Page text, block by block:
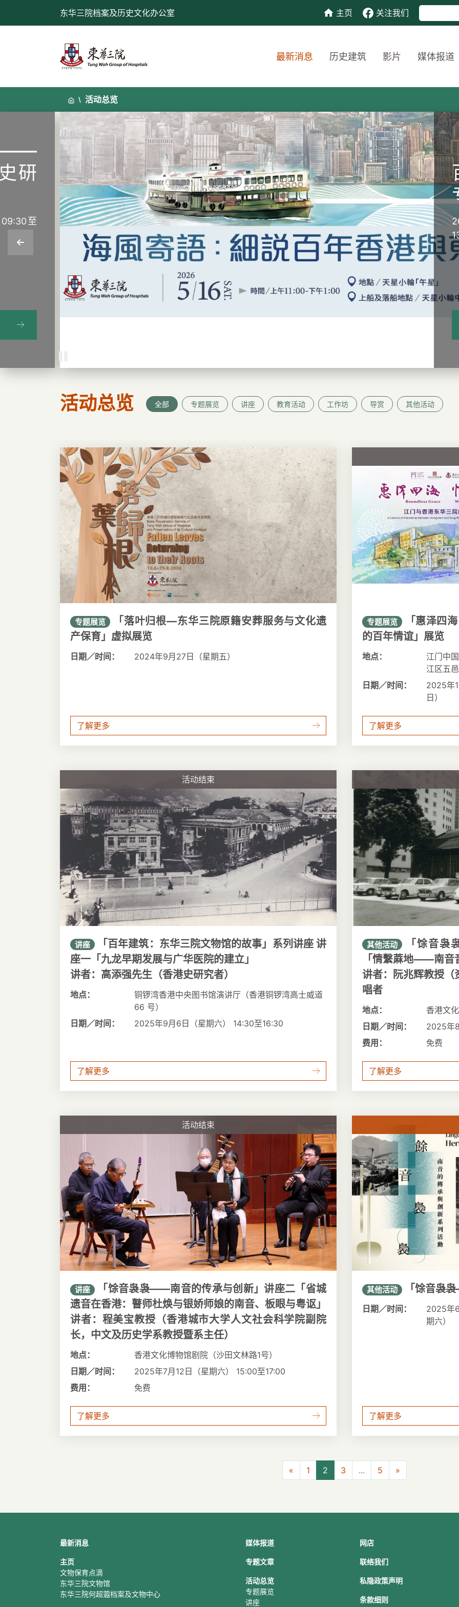
东华三院档案及历史文化办公室 主页 关注我们
最新消息 历史建筑 影片 媒体报道
活动总览
——
研
至
活动总览 全部 专题展览 讲座 教育活动 工作坊 导赏 其他活动
专题展览
「落叶归根—东华三院原籍安葬服务与文化遗
产保育」虚拟展览
日期／时间： 2024年9月27日（星期五）
了解更多
专题展览
「惠泽四
的百年情谊」展览
地点：
江门中
江区五
日期／时间：
2025年
日）
了解更多
活动结束
讲座
「百年建筑：东华三院文物馆的故事」系列讲座 讲
座一「九龙早期发展与广华医院的建立」
讲者：高添强先生（香港史研究者）
地点：
铜锣湾香港中央图书馆演讲厅（香港铜锣湾高士威道
66 号）
日期／时间：
2025年9月6日（星期六） 14:30至16:30
了解更多
其他活动
「馀音袅
「情繫蔴地——南音
讲者：阮兆辉教授（
唱者
地点：
香港文
日期／时间：
2025年
费用：
免费
了解更多
活动结束
讲座
「馀音袅袅——南音的传承与创新」讲座二「省城
遗音在香港：瞽师杜焕与银娇师娘的南音、板眼与粤讴」
讲者：程美宝教授（香港城市大学人文社会科学院副院
长，中文及历史学系教授暨系主任）
地点：
香港文化博物馆剧院（沙田文林路1号）
日期／时间：
2025年7月12日（星期六） 15:00至17:00
费用：
免费
了解更多
其他活动 「馀音袅
日期／时间：
2025年
期六）
了解更多
«上一页
1 2 3 ... 5 »下一页
最新消息
主页
文物保育点滴
东华三院文物馆
东华三院何超蕸档案及文物中心
媒体报道
专题文章
活动总览
专题展览
讲座
网店
联络我们
私隐政策声明
条款细则